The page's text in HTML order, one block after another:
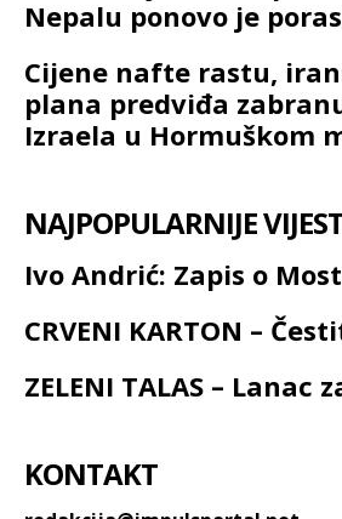
Nepalu ponovo je
Cijene nafte rastu,
plana predviđa
Izraela u Hormuškom
NAJPOPULARNIJE
Ivo Andrić: Zapis o
CRVENI KARTON –
ZELENI TALAS – Lanac
KONTAKT